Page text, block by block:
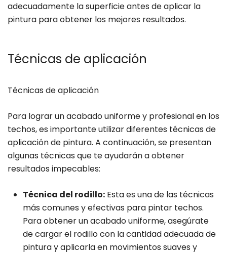
adecuadamente la superficie antes de aplicar la
pintura para obtener los mejores resultados.
Técnicas de aplicación
Técnicas de aplicación
Para lograr un acabado uniforme y profesional en los
techos, es importante utilizar diferentes técnicas de
aplicación de pintura. A continuación, se presentan
algunas técnicas que te ayudarán a obtener
resultados impecables:
Técnica del rodillo: Esta es una de las técnicas
más comunes y efectivas para pintar techos.
Para obtener un acabado uniforme, asegúrate
de cargar el rodillo con la cantidad adecuada de
pintura y aplicarla en movimientos suaves y